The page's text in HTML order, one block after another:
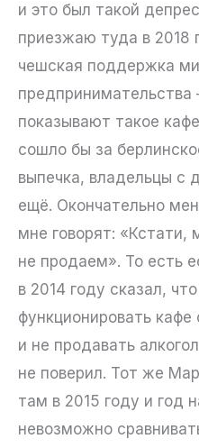
и это был такой
приезжаю туда в
чешская поддержка
показывают такое
сошло бы за
выпечка, владельцы с
ещё. Окончательно
мне говорят: «Кстати,
не продаем». То есть
в 2014 году сказал,
функционировать
и не продавать
не поверил. Тот же
там в 2015 году и год
невозможно